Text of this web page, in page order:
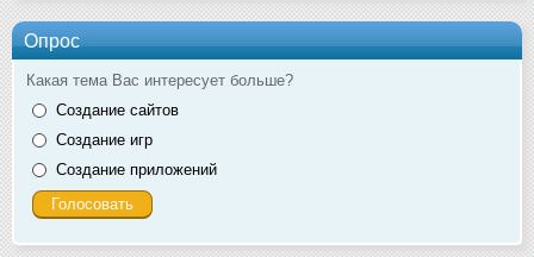
Опрос
Какая тема Вас интересует больше?
Создание сайтов
Создание игр
Создание приложений